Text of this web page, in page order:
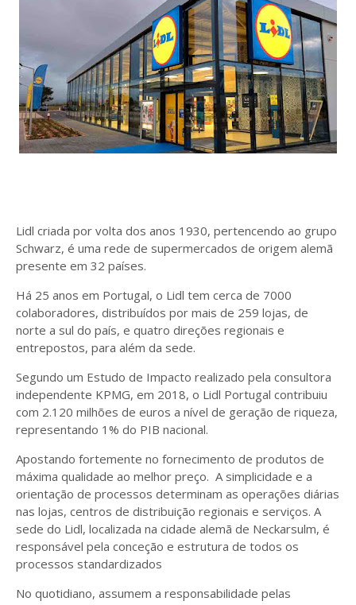
Lidl criada por volta dos anos 1930, pertencendo ao grupo
Schwarz, é uma rede de supermercados de origem alemã
presente em 32 países.
Há 25 anos em Portugal, o Lidl tem cerca de 7000
colaboradores, distribuídos por mais de 259 lojas, de
norte a sul do país, e quatro direções regionais e
entrepostos, para além da sede.
Segundo um Estudo de Impacto realizado pela consultora
independente KPMG, em 2018, o Lidl Portugal contribuiu
com 2.120 milhões de euros a nível de geração de riqueza,
representando 1% do PIB nacional.
Apostando fortemente no fornecimento de produtos de
máxima qualidade ao melhor preço. A simplicidade e a
orientação de processos determinam as operações diárias
nas lojas, centros de distribuição regionais e serviços. A
sede do Lidl, localizada na cidade alemã de Neckarsulm, é
responsável pela conceção e estrutura de todos os
processos standardizados
No quotidiano, assumem a responsabilidade pelas